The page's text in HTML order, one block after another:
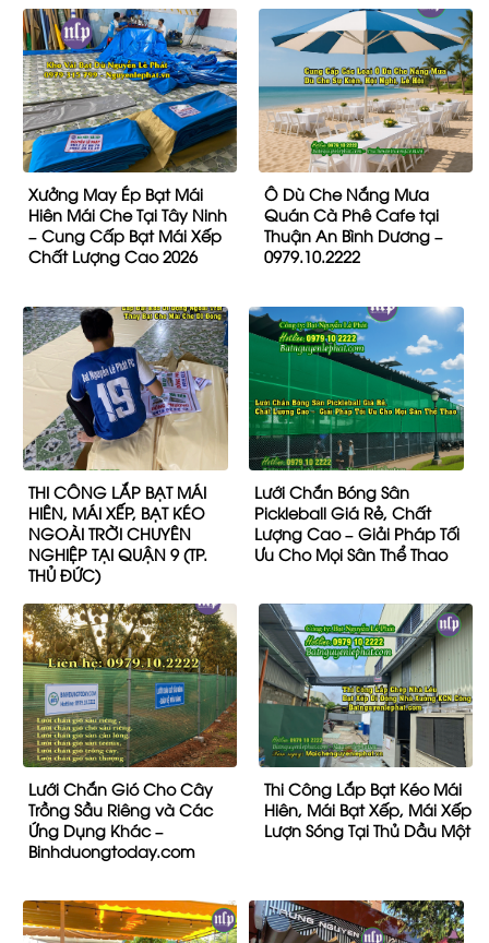
Xưởng May Ép Bạt Mái
Hiên Mái Che Tại Tây Ninh
– Cung Cấp Bạt Mái Xếp
Chất Lượng Cao 2026
Ô Dù Che Nắng Mưa
Quán Cà Phê Cafe tại
Thuận An Bình Dương –
0979.10.2222
THI CÔNG LẮP BẠT MÁI
HIÊN, MÁI XẾP, BẠT KÉO
NGOÀI TRỜI CHUYÊN
NGHIỆP TẠI QUẬN 9 (TP.
THỦ ĐỨC)
Lưới Chắn Bóng Sân
Pickleball Giá Rẻ, Chất
Lượng Cao – Giải Pháp Tối
Ưu Cho Mọi Sân Thể Thao
Lưới Chắn Gió Cho Cây
Trồng Sầu Riêng và Các
Ứng Dụng Khác –
Binhduongtoday.com
Thi Công Lắp Bạt Kéo Mái
Hiên, Mái Bạt Xếp, Mái Xếp
Lượn Sóng Tại Thủ Dầu Một